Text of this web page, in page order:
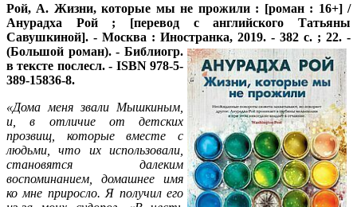
Рой, А. Жизни, которые мы не прожили : [роман : 16+] /
Анурадха Рой ; [перевод с английского Татьяны
Савушкиной]. - Москва : Иностранка, 2019. - 382 с. ; 22. -
(Большой роман). - Библиогр.
в тексте послесл. - ISBN 978-5-
389-15836-8.
«Дома меня звали Мышкиным,
и, в отличие от детских
прозвищ, которые вместе с
людьми, что их использовали,
становятся далеким
воспоминанием, домашнее имя
ко мне приросло. Я получил его